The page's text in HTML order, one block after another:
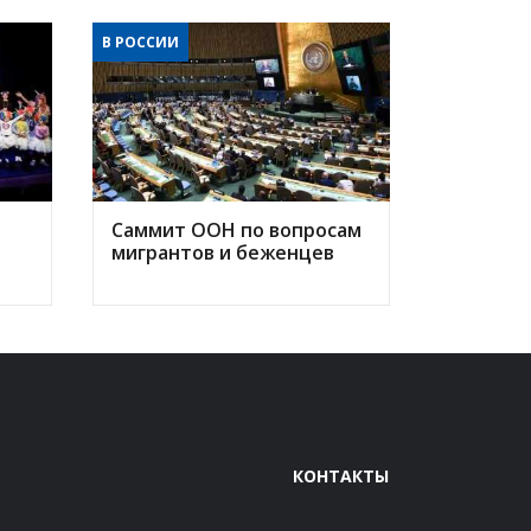
В РОССИИ
Саммит ООН по вопросам
мигрантов и беженцев
КОНТАКТЫ